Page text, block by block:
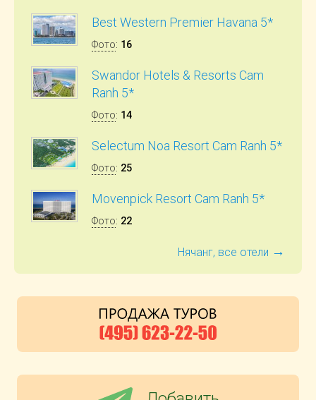
Best Western Premier Havana 5*
Фото: 16
Swandor Hotels & Resorts Cam
Ranh 5*
Фото: 14
Selectum Noa Resort Cam Ranh 5*
Фото: 25
Movenpick Resort Cam Ranh 5*
Фото: 22
Нячанг, все отели →